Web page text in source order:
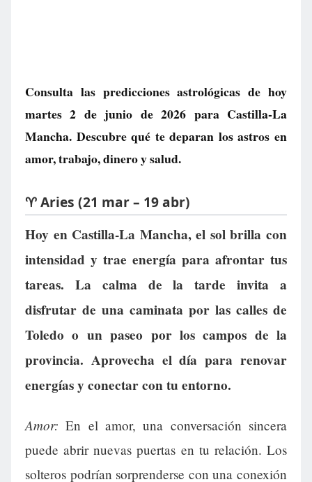
Consulta las predicciones astrológicas de hoy
martes 2 de junio de 2026 para Castilla-La
Mancha. Descubre qué te deparan los astros en
amor, trabajo, dinero y salud.
♈ Aries (21 mar – 19 abr)
Hoy en Castilla-La Mancha, el sol brilla con
intensidad y trae energía para afrontar tus
tareas. La calma de la tarde invita a
disfrutar de una caminata por las calles de
Toledo o un paseo por los campos de la
provincia. Aprovecha el día para renovar
energías y conectar con tu entorno.
Amor: En el amor, una conversación sincera
puede abrir nuevas puertas en tu relación. Los
solteros podrían sorprenderse con una conexión